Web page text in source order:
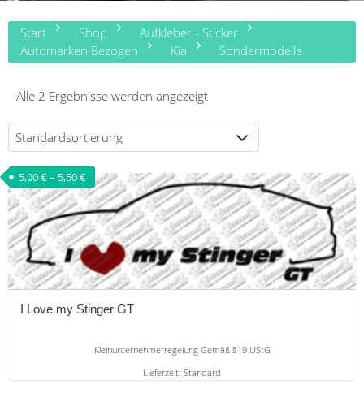
Start Shop
Aufkleber - Sticker
Automarken Bezogen
Kia Sondermodelle
Alle 2 Ergebnisse werden angezeigt
I Love my Stinger GT
5,00€– 5,50€
Kleinunternehmerregelung Gemäß §19 UStG
Lieferzeit: Standard